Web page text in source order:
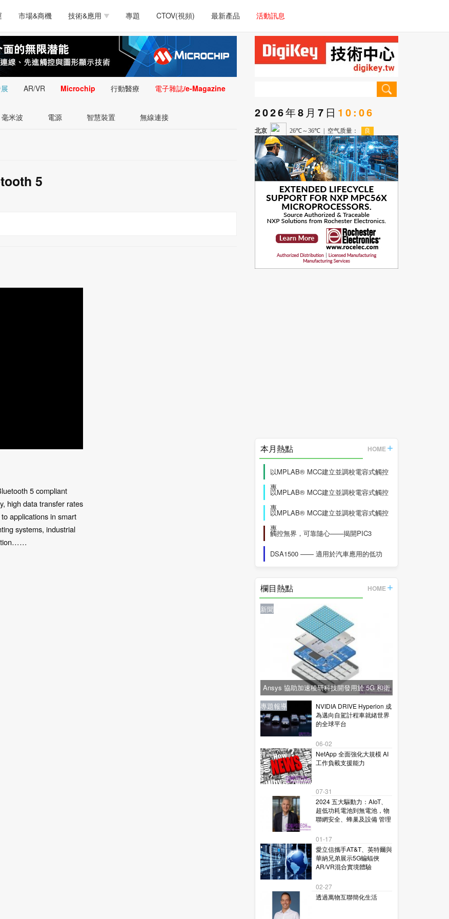
測試量測
軟體/工具 醫療電子
人工智慧 安防監控
市場&商機 技術&應用
電源技術
醫療電子 通訊&網路
類比技術 LED/照明技術 微處理器/微控制器
嵌入技術 感測技術
專題 CTOV(視頻) 最新產品 活動訊息
軟體/工具 醫療電子
人工智慧 安防監控
醫療電子 通訊&網路 介面技術
類比技術 LED/照明技術 微處理器/微控制器
嵌入技術 感測技術 量測儀器
智慧型視覺影像/監
控技術
AR/VR Microchip 行動醫療 電子雜誌/e-Magazine
毫米波 電源 智慧裝置 無線連接
5
5 compliant
high data transfer rates
applications in smart
systems, industrial
2026年8月7日 10:06
本月熱點 HOME
以MPLAB® MCC建立並調校電容式觸控
專
以MPLAB® MCC建立並調校電容式觸控
專
以MPLAB® MCC建立並調校電容式觸控
專
觸控無界，可靠隨心——揭開PIC3
DSA1500 —— 適用於汽車應用的低功
欄目熱點 HOME
新聞
Ansys 協助加速稜研科技開發用於 5G 和衛
星通訊的下一代毫米波技術
新聞
NVIDIA DRIVE Hyperion 成
為邁向自駕計程車就緒世界
的全球平台
06-02
新聞
NetApp 全面強化大規模 AI
工作負載支援能力
07-31
專題報導
2024 五大驅動力：AIoT、
超低功耗電池到無電池，物
聯網安全、蜂巢及設備 管理
01-17
新聞
愛立信攜手AT&T、英特爾與
華納兄弟展示5G蝙蝠俠
AR/VR混合實境體驗
02-27
專題報導
透過萬物互聯簡化生活